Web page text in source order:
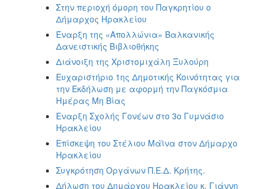
Στην περιοχή όμορη του Παγκρητίου ο
Δήμαρχος Ηρακλείου
Έναρξη της «Απολλώνια» Βαλκανικής
Δανειστικής Βιβλιοθήκης
Διάνοιξη της Χριστομιχάλη Ξυλούρη
Ευχαριστήριο 1ης Δημοτικής Κοινότητας για
την Εκδήλωση με αφορμή την Παγκόσμια
Ημέρας Μη Βίας
Εναρξη Σχολής Γονέων στο 3ο Γυμνάσιο
Ηρακλείου
Επίσκεψη του Στέλιου Μάϊνα στον Δήμαρχο
Ηρακλείου
Συγκρότηση Οργάνων Π.Ε.Δ. Κρήτης.
Δήλωση του Δημάρχου Ηρακλείου κ. Γιάννη